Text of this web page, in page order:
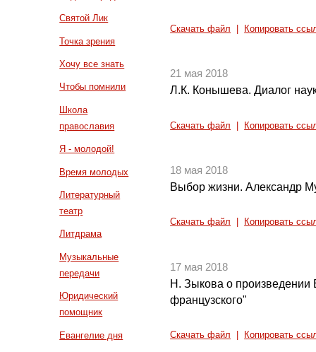
Святой Лик
Точка зрения
Хочу все знать
Чтобы помнили
Школа
православия
Я - молодой!
Время молодых
Литературный
театр
Литдрама
Музыкальные
передачи
Юридический
помощник
Евангелие дня
Скачать файл Копировать
21 мая 2018
Л.К. Конышева. Диалог
Скачать файл Копировать
18 мая 2018
Выбор жизни. Александр
Скачать файл Копировать
17 мая 2018
Н. Зыкова о произведении
французского"
Скачать файл Копировать